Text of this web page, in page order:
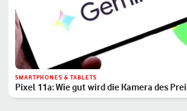
SMARTPHONES & TABLETS
Pixel 11a: Wie gut wird die Kamera des
Hits?